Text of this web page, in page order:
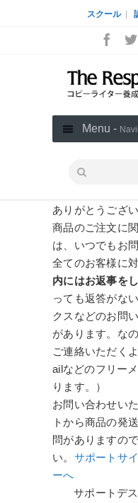
スクール
Menu -
ありがとうござい
商品のご注文に
は、いつでもお
全てのお客様に対
内にはお返事を
っても返答がな
クスなどのお問
があります。な
ご連絡いただく
ailなどのフリー
ります。）
お問い合わせい
トから商品の発
問がありますの
い。 サポートサ
ーへ
サポートデ